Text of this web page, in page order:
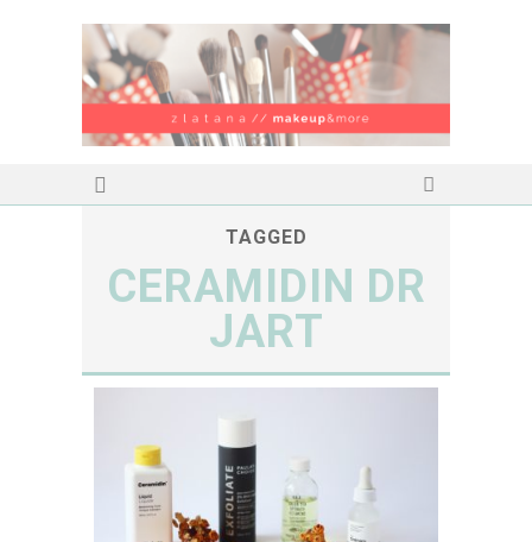
TAGGED
CERAMIDIN DR
JART